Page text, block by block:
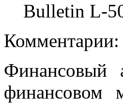
Bulletin L-
Комментарии:
Финансовый
финансовом